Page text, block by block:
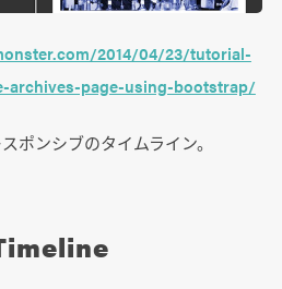
2014/04/23/tutorial-
archives-page-using-bootstrap/
ポンシブのタイムライン。